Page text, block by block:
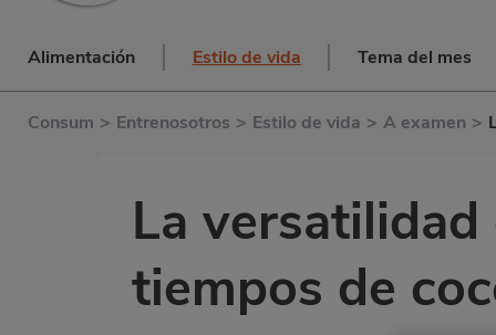
Alimentación Estilo de vida Tema del mes
Consum > Entrenosotros > Estilo de vida > A examen >
La
tiempos de